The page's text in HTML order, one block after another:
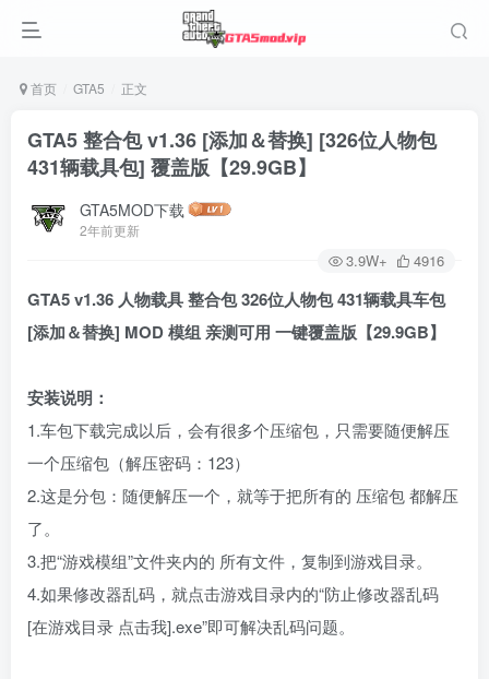
首页 GTA5 正文
GTA5 整合包 v1.36 [添加＆替换] [326位人物包
431辆载具包] 覆盖版【29.9GB】
GTA5MOD下载
2年前更新
3.9W+ 4916
GTA5 v1.36 人物载具 整合包 326位人物包 431辆载具车包
[添加＆替换] MOD 模组 亲测可用 一键覆盖版【29.9GB】
安装说明：
1.车包下载完成以后，会有很多个压缩包，只需要随便解压
一个压缩包（解压密码：123）
2.这是分包：随便解压一个，就等于把所有的 压缩包 都解压
了。
3.把“游戏模组”文件夹内的 所有文件，复制到游戏目录。
4.如果修改器乱码，就点击游戏目录内的“防止修改器乱码
[在游戏目录 点击我].exe”即可解决乱码问题。